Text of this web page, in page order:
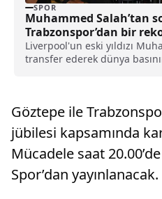
SPOR
Muhammed Salah’tan
Trabzonspor’dan bir
Liverpool'un eski yıldızı
transfer ederek dünya
açıkladı.
Göztepe ile
jübilesi kapsamında
Mücadele saat
Spor’dan yayınlanacak.